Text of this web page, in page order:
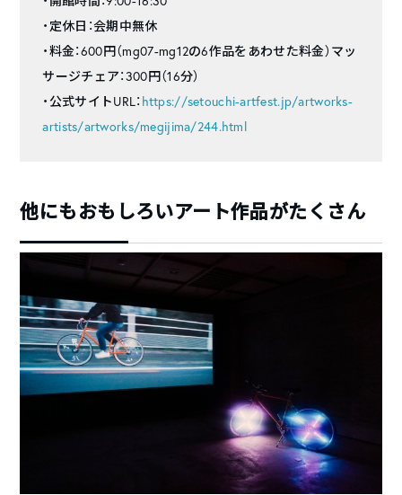
・定休日：会期中無休
・料金：600円（mg07-mg12の6作品をあわせた料金）マッ
サージチェア：300円（16分）
・公式サイトURL： https://setouchi-artfest.jp/artworks-
artists/artworks/megijima/244.html
他にもおもしろいアート作品がたくさん